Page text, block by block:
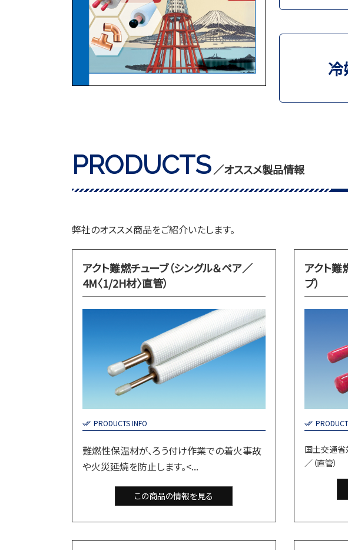
冷
PRODUCTS／オススメ製品情報
弊社のオススメ商品をご紹介いたします。
アクト難燃チューブ（シングル＆ペア／
4M〈1/2H材〉直管）
PRODUCTS INFO
難燃性保温材が、ろう付け作業での着火事故
や火災延焼を防止します。<...
この商品の情報を見る
アクト難
プ）
国土交通省
／（直管）